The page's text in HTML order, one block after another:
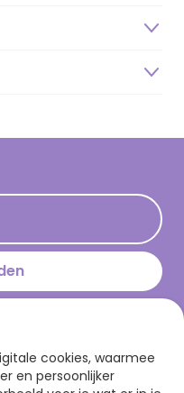
cookies, waarmee
en persoonlijker